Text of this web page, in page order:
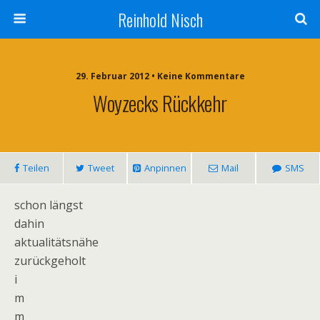
Reinhold Nisch
29. Februar 2012 • Keine Kommentare
Woyzecks Rückkehr
Teilen Tweet Anpinnen Mail SMS
schon längst
dahin
aktualitätsnähe
zurückgeholt
i
m
m